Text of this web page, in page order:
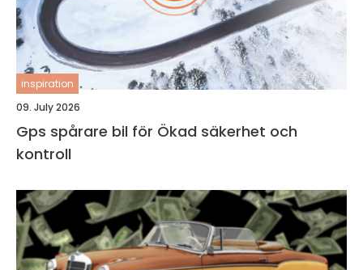
inspiration
09. July 2026
Gps spårare bil för Ökad säkerhet och
kontroll